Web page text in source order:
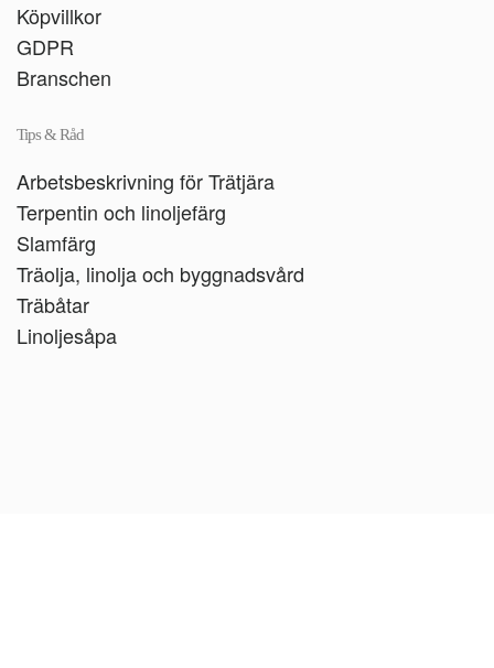
Köpvillkor
GDPR
Branschen
Tips & Råd
Arbetsbeskrivning för Trätjära
Terpentin och linoljefärg
Slamfärg
Träolja, linolja och byggnadsvård
Träbåtar
Linoljesåpa